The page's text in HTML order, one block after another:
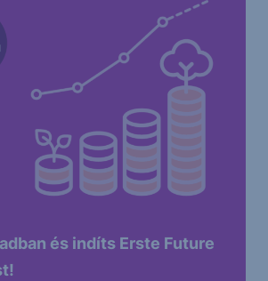
és indíts Erste Future